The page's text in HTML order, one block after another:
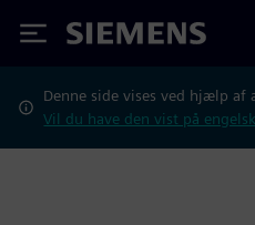
Siemens
Denne side vises ved hjælp
Vil du have den vist på